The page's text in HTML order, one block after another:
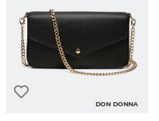
DON DONNA